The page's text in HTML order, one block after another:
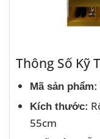
Thông Số Kỹ
Mã sản phẩm:
Kích thước:
55cm